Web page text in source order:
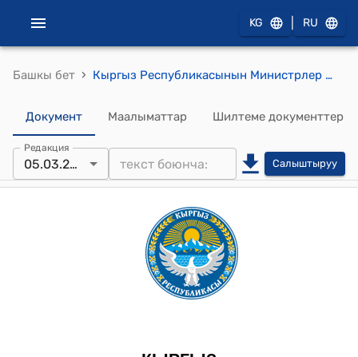
KG RU
Башкы бет › Кыргыз Республикасынын Министрлер Кабинетинин 2026-жылдын 5-мартындагы № 135-т (Кыргыз Республикасынын азык-түлүк коопсуздугун камсыз кылуу, 2026-жылы сезондукайыл чарба талаа жумуштарын натыйжалуу жүргүзүү үчүн жагымдуу шарттарды түзүү тууралуу) тескемеси
Документ Маалыматтар Шилтеме документтер
Редакция
05.03.2026 Салыштыруу